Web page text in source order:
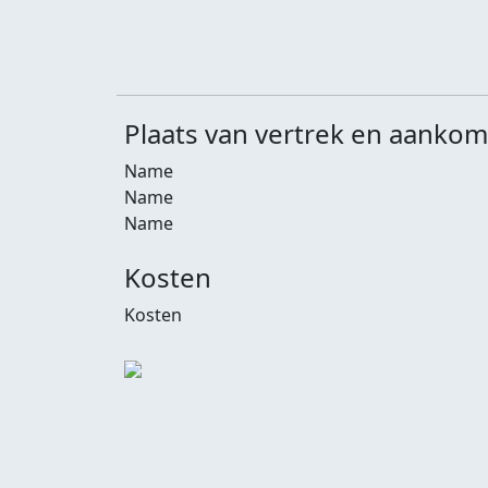
Plaats van vertrek en
Name
Name
Name
Kosten
Kosten